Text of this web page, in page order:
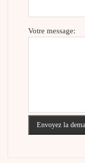
Votre message:
Envoyez la